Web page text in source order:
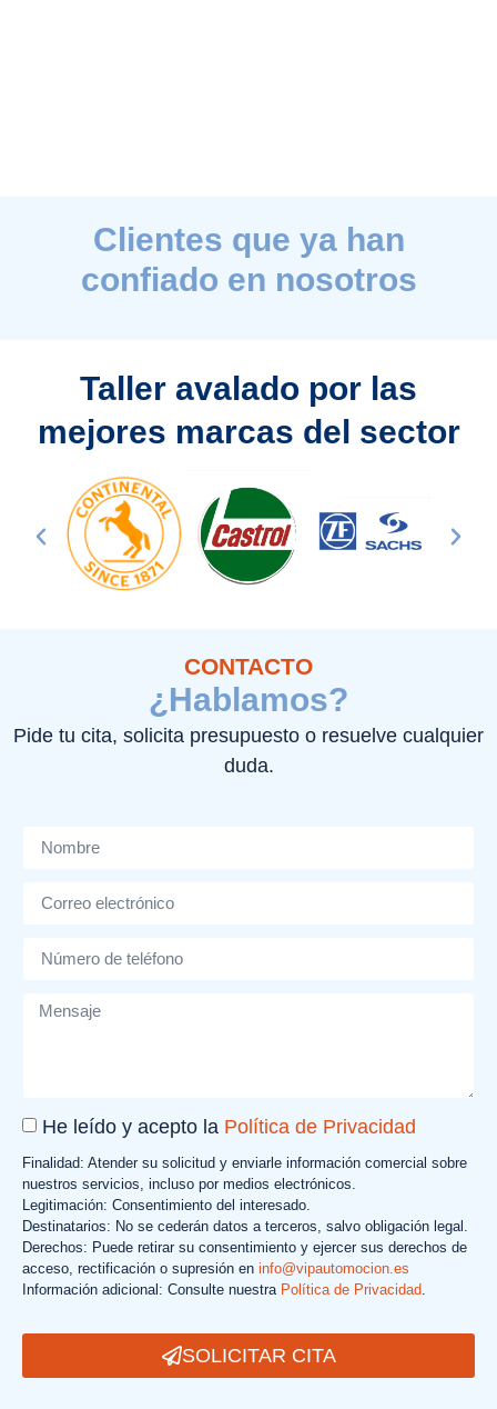
Clientes que ya han
confiado en nosotros
Taller avalado por las
mejores marcas del sector
CONTACTO
¿Hablamos?
Pide tu cita, solicita presupuesto o resuelve cualquier
duda.
He leído y acepto la Política de Privacidad
Finalidad: Atender su solicitud y enviarle información comercial sobre
nuestros servicios, incluso por medios electrónicos.
Legitimación: Consentimiento del interesado.
Destinatarios: No se cederán datos a terceros, salvo obligación legal.
Derechos: Puede retirar su consentimiento y ejercer sus derechos de
acceso, rectificación o supresión en info@vipautomocion.es
Información adicional: Consulte nuestra Política de Privacidad
SOLICITAR CITA